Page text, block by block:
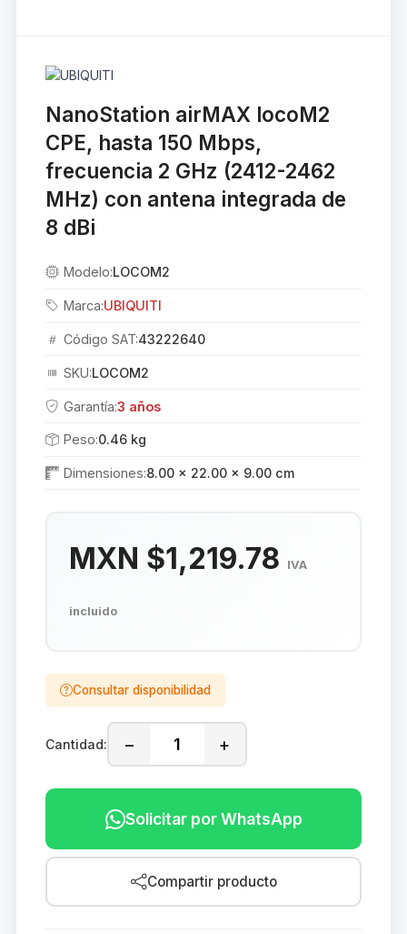
NanoStation airMAX locoM2
CPE, hasta 150 Mbps,
frecuencia 2 GHz (2412-2462
MHz) con antena integrada de
8 dBi
Modelo:LOCOM2
Marca:UBIQUITI
Código SAT:43222640
SKU:LOCOM2
Garantía:3 años
Peso:0.46 kg
Dimensiones:8.00 × 22.00 × 9.00 cm
MXN $1,219.78 IVA
incluido
Consultar disponibilidad
Cantidad: − +
Solicitar por WhatsApp
Compartir producto